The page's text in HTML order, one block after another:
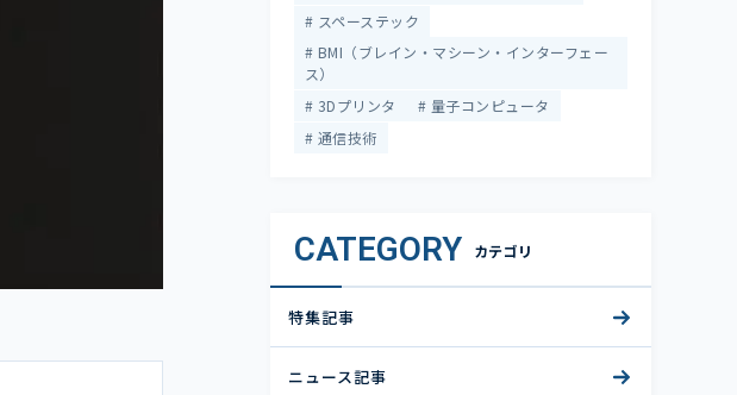
スペーステック
BMI（ブレイン・マシーン・インターフェー
ス）
3Dプリンタ
量子コンピュータ
通信技術
CATEGORY カテゴリ
特集記事
ニュース記事